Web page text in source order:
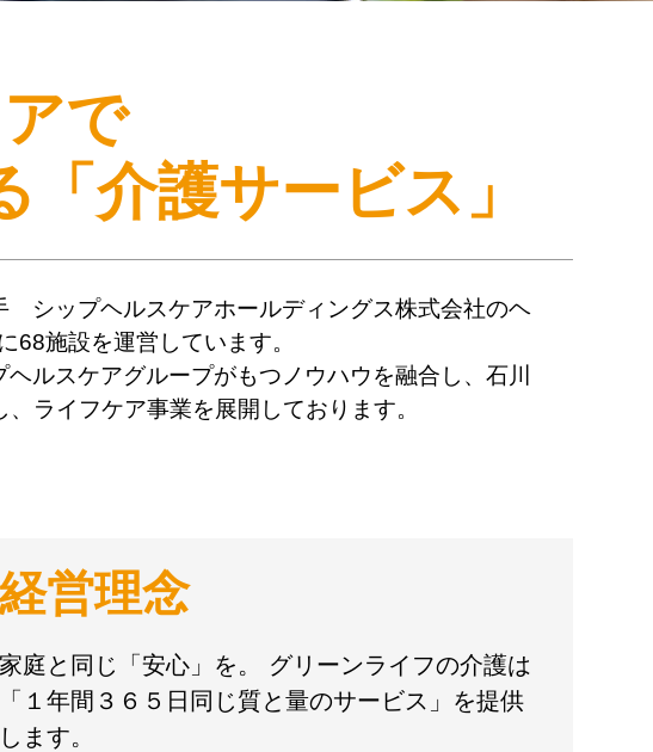
で
「介護サービス」
シップヘルスケアホールディングス株式会社のヘ
68施設を運営しています。
ルスケアグループがもつノウハウを融合し、石川
ライフケア事業を展開しております。
経営理念
家庭と同じ「安心」を。 グリーンライフの介護は
「１年間３６５日同じ質と量のサービス」を提供
します。